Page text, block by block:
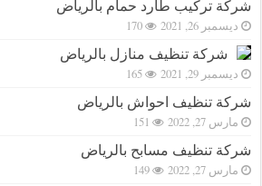
شركة تركيب طارد حمام بالرياض
ديسمبر 26, 2021 170
شركة تنظيف منازل بالرياض
ديسمبر 29, 2021 165
شركة تنظيف احواش بالرياض
مارس 27, 2022 151
شركة تنظيف مسابح بالرياض
مارس 27, 2022 149